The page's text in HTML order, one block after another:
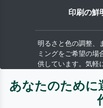
印刷の鮮
明るさと色の調整、
ミングをご希望の場
供しています。気軽
あなたのために